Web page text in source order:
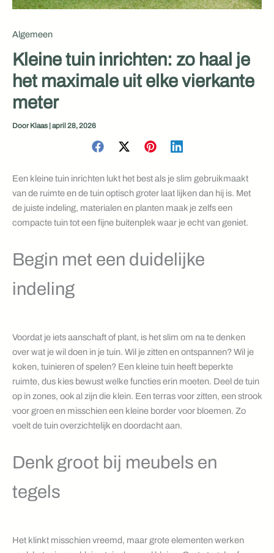
Algemeen
Kleine tuin inrichten: zo haal je
het maximale uit elke vierkante
meter
DoorKlaas april 28, 2026
Een kleine tuin inrichten lukt het best als je slim gebruikmaakt
van de ruimte en de tuin optisch groter laat lijken dan hij is. Met
de juiste indeling, materialen en planten maak je zelfs een
compacte tuin tot een fijne buitenplek waar je echt van geniet.
Begin met een duidelijke
indeling
Voordat je iets aanschaft of plant, is het slim om na te denken
over wat je wil doen in je tuin. Wil je zitten en ontspannen? Wil je
koken, tuinieren of spelen? Een kleine tuin heeft beperkte
ruimte, dus kies bewust welke functies erin moeten. Deel de tuin
op in zones, ook al zijn die klein. Een terras voor zitten, een strook
voor groen en misschien een kleine border voor bloemen. Zo
voelt de tuin overzichtelijk en doordacht aan.
Denk groot bij meubels en
tegels
Het klinkt misschien vreemd, maar grote elementen werken